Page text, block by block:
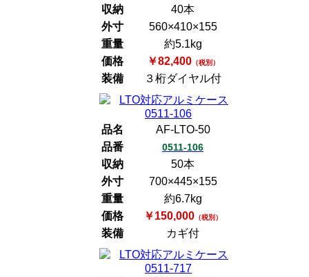
収納
40本
外寸
560×410×155
重量
約5.1kg
価格
￥82,400（税別）
装備 ３桁ダイヤル付
品名
AF-LTO-50
品番
0511-106
収納
50本
外寸
700×445×155
重量
約6.7kg
価格
￥150,000 （税別）
装備 カギ付